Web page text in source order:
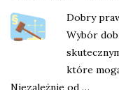
Dobry
Wybór
które
Niezależnie od …